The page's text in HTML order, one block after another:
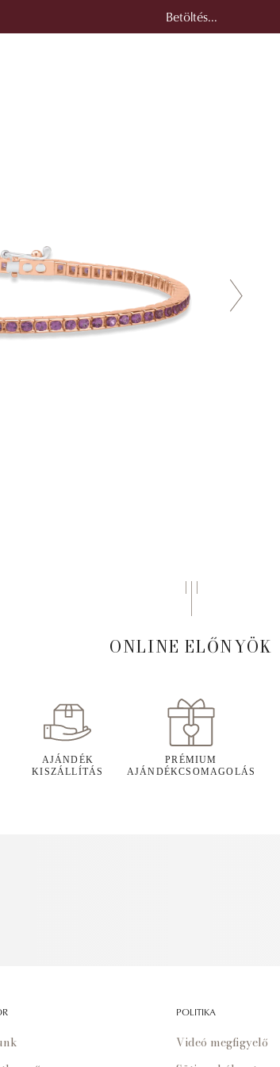
Betöltés...
ONLINE ELŐNYÖK
AJÁNDÉK
KISZÁLLÍTÁS
PRÉMIUM
AJÁNDÉKCSOMAGOLÁS
POLITIKA
Videó megfigyelő